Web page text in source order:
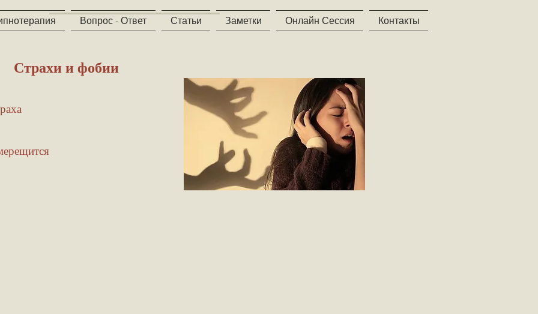
Вопрос - Ответ Статьи Заметки Онлайн Сессия Контакты
фобии